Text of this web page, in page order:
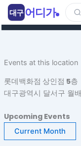
츠
너
뛰
Events at this location
롯데백화점 상인점 5층
대구광역시 달서구 월
Upcoming Events
Current Month
대구 어디가